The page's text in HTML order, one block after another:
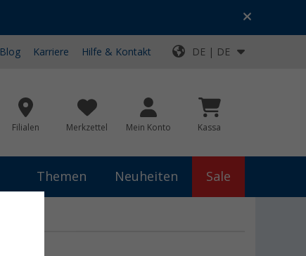
Top-Deals für dein Abenteuer!
Blog Karriere Hilfe & Kontakt DE | DE
Filialen Merkzettel Mein Konto Kassa
Themen Neuheiten Sale